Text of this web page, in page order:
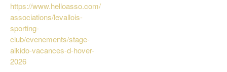
https://www.helloasso.com/
associations/levallois-
sporting-
club/evenements/stage-
aikido-vacances-d-hover-
2026